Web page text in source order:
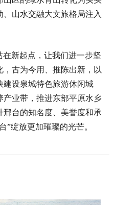
山水交融大文旅格局注入
新起点，让我们进一步坚
古为今用、推陈出新，以
建设泉城特色旅游休闲城
业带，推进东部平原水乡
台的知名度、美誉度和承
”绽放更加璀璨的光芒。